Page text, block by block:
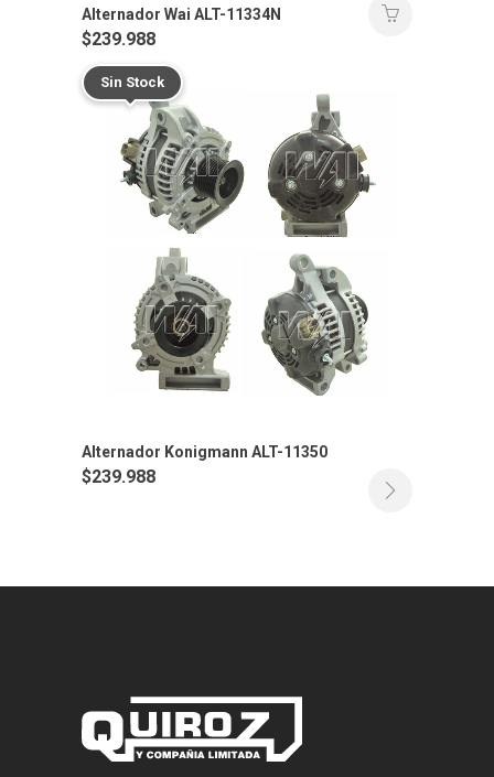
Alternador Wai ALT-11334N
$239.988
Sin Stock
Alternador Konigmann ALT-11350
$239.988